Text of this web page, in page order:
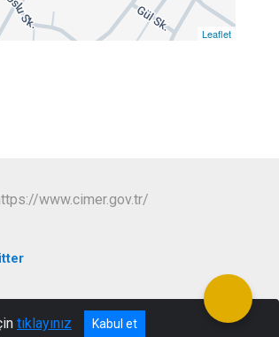
Leaflet
tıklayınız Kabul et